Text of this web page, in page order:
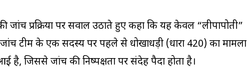
प्रक्रिया पर सवाल उठाते हुए कहा कि यह केवल “लीपापोती”
जांच टीम के एक सदस्य पर पहले से धोखाधड़ी (धारा 420) का मामला
है, जिससे जांच की निष्पक्षता पर संदेह पैदा होता है।